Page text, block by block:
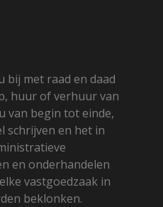
bij met raad en daad
huur of verhuur van
van begin tot einde,
schrijven en het in
en onderhandelen
vastgoedzaak in
beklonken.